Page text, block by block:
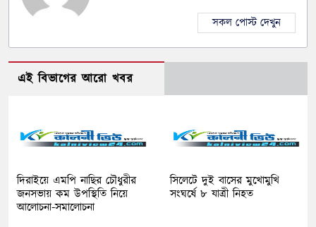
সকল পোস্ট দেখুন
এই বিভাগের আরো খবর
দিরাইয়ে এমপি নাছির চৌধুরীর
জনসভায় কম উপস্থিতি নিয়ে
আলোচনা-সমালোচনা
সিলেটে দুই বাসের মুখোমুখি
সংঘর্ষে ৮ যাত্রী নিহত